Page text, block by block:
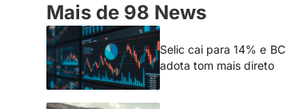
Mais de 98 News
Selic cai para 14% e BC
adota tom mais direto